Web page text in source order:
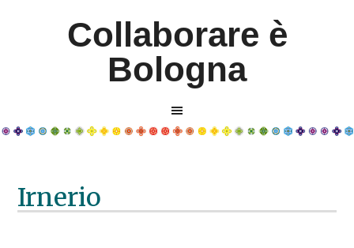
Collaborare è
Bologna
Irnerio